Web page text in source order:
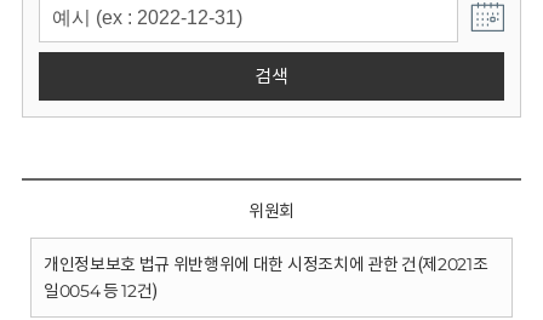
검색
위원회
개인정보보호 법규 위반행위에 대한 시정조치에 관한 건(제2021조
일0054 등 12건)